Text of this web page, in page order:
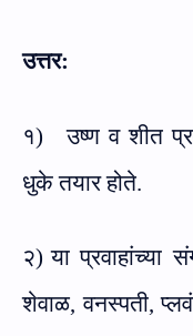
उत्तर:
१)
उष्ण व शीत
धुके तयार होते.
२) या प्रवाहांच्या
शेवाळ, वनस्पती,